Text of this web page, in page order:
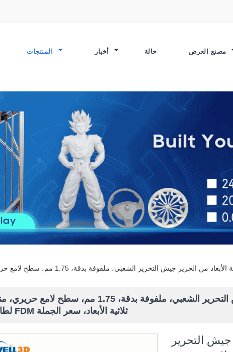
حالة
خيوط طباعة ثلاثية الأبعاد من الحرير جيش التحرير الشعبي، ملفوفة بدقة، 1.75 مم، سطح
لطابعات FDM ثلاثية الأبعاد، سعر الجملة
جيش التحرير